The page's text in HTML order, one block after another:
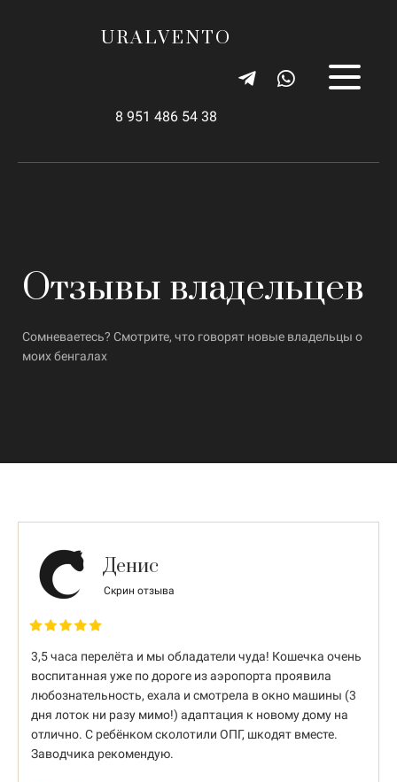
URALVENTO
8 951 486 54 38
Отзывы владельцев
Сомневаетесь? Смотрите, что говорят новые владельцы о
моих бенгалах
Денис
Скрин отзыва
3,5 часа перелёта и мы обладатели чуда! Кошечка очень
воспитанная уже по дороге из аэропорта проявила
любознательность, ехала и смотрела в окно машины (3
дня лоток ни разу мимо!) адаптация к новому дому на
отлично. С ребёнком сколотили ОПГ, шкодят вместе.
Заводчика рекомендую.